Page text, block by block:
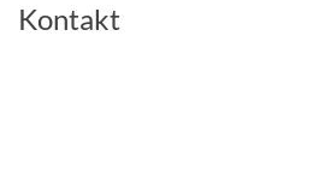
Kontakt